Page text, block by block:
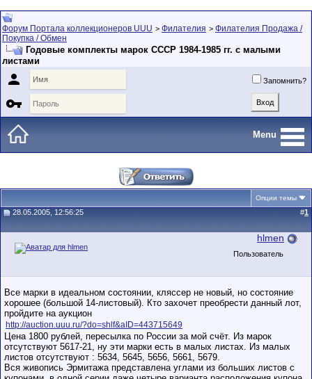
Форум Портала коллекционеров UUU > Филателия > Филателия Продажа /
Покупка / Обмен
Годовые комплекты марок СССР 1984-1985 гг. с малыми
листами
 Запомнить?

Menu
Опции темы
28.05.2005, 12:56:25 #1
hlmen
Пользователь
Все марки в идеальном состоянии, кляссер не новый, но состояние
хорошее (большой 14-листовый). Кто захочет преобрести данный лот,
пройдите на аукцион
http://auction.uuu.ru/?do=shlf&aID=443715649
Цена 1800 рублей, пересылка по России за мой счёт. Из марок
отсутствуют 5617-21, ну эти марки есть в малых листах. Из малых
листов отсутствуют : 5634, 5645, 5656, 5661, 5679.
Вся живопись Эрмитажа представлена углами из больших листов с